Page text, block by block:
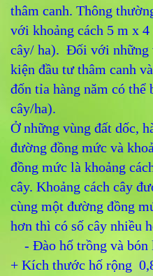
thâm canh. Thông
với khoảng cách 5 m x
cây/ ha). Đối với những
kiện đầu tư thâm canh
đốn tỉa hàng năm có
cây/ha).
Ở những vùng đất dốc,
đường đồng mức và
đồng mức là khoảng
cây. Khoảng cách cây
cùng một đường đồng
hơn thì có số cây nhiều
- Đào hố trồng và bón
+ Kích thước hố rộng